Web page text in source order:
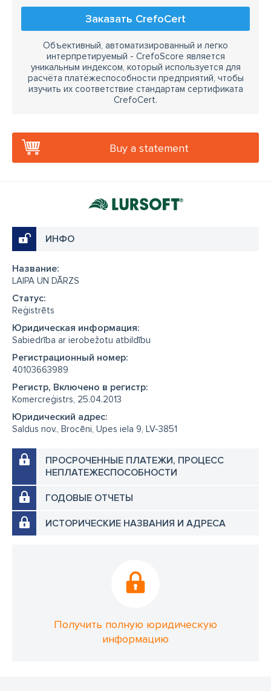
Заказать CrefoCert
Объективный, автоматизированный и легко
интерпретируемый - CrefoScore является
уникальным индексом, который используется для
расчёта платёжеспособности предприятий, чтобы
изучить их соответствие стандартам сертификата
CrefoCert.
Buy a statement
ИНФО
Название:
LAIPA UN DĀRZS
Cтатус:
Reģistrēts
Юридическая информация:
Sabiedrība ar ierobežotu atbildību
Регистрационный номер:
40103663989
Регистр, Включено в регистр:
Komercreģistrs, 25.04.2013
Юридический адрес:
Saldus nov., Brocēni, Upes iela 9, LV-3851
ПРОСРОЧЕННЫЕ ПЛАТЕЖИ, ПРОЦЕСС
НЕПЛАТЕЖЕСПОСОБНОСТИ
ГОДОВЫЕ ОТЧЕТЫ
ИСТОРИЧЕСКИЕ НАЗВАНИЯ И АДРЕСА
Получить полную юридическую
информацию